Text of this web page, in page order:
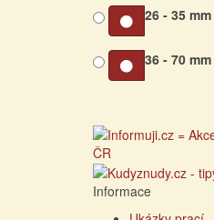
26 - 35 mm
36 - 70 mm
Informace